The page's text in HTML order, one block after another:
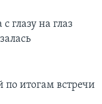
глазу на глаз
итогам встречи